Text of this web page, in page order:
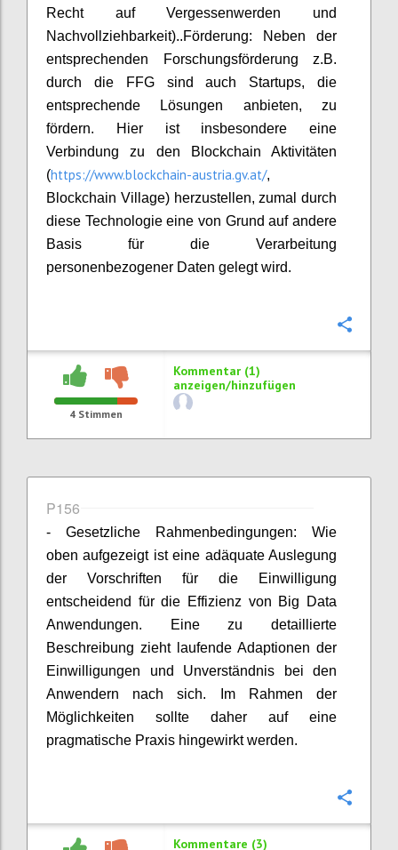
Recht auf Vergessenwerden und
Nachvollziehbarkeit)..Förderung: Neben der
entsprechenden Forschungsförderung z.B.
durch die FFG sind auch Startups, die
entsprechende Lösungen anbieten, zu
fördern. Hier ist insbesondere eine
Verbindung zu den Blockchain Aktivitäten
(https://www.blockchain-austria.gv.at/,
Blockchain Village) herzustellen, zumal durch
diese Technologie eine von Grund auf andere
Basis für die Verarbeitung
personenbezogener Daten gelegt wird.
4 Stimmen
Kommentar (1)
anzeigen/hinzufügen
P156
- Gesetzliche Rahmenbedingungen: Wie
oben aufgezeigt ist eine adäquate Auslegung
der Vorschriften für die Einwilligung
entscheidend für die Effizienz von Big Data
Anwendungen. Eine zu detaillierte
Beschreibung zieht laufende Adaptionen der
Einwilligungen und Unverständnis bei den
Anwendern nach sich. Im Rahmen der
Möglichkeiten sollte daher auf eine
pragmatische Praxis hingewirkt werden.
Kommentare (3)